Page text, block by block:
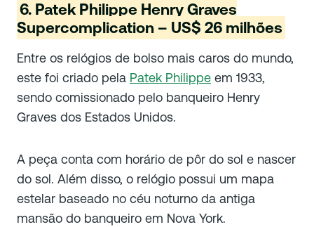
6. Patek Philippe Henry Graves
Supercomplication – US$ 26 milhões
Entre os relógios de bolso mais caros do mundo,
este foi criado pela Patek Philippe em 1933,
sendo comissionado pelo banqueiro Henry
Graves dos Estados Unidos.
A peça conta com horário de pôr do sol e nascer
do sol. Além disso, o relógio possui um mapa
estelar baseado no céu noturno da antiga
mansão do banqueiro em Nova York.